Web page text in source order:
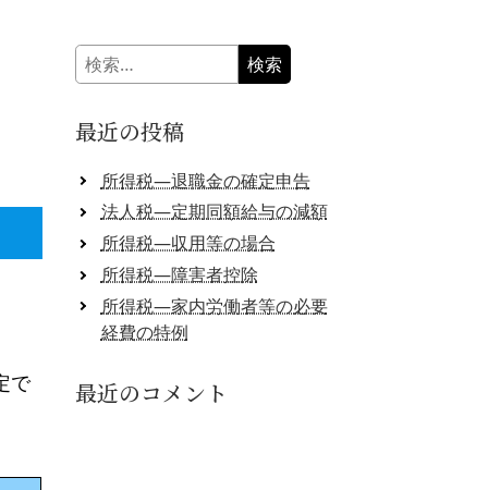
で
検
索:
最近の投稿
所得税―退職金の確定申告
法人税―定期同額給与の減額
所得税―収用等の場合
所得税―障害者控除
所得税―家内労働者等の必要
経費の特例
最近のコメント